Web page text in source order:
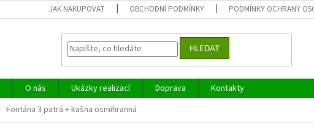
JAK NAKUPOVAT OBCHODNÍ PODMÍNKY PODMÍNKY OCHRANY
HLEDAT
O nás Ukázky realizací Doprava
Kontakty
Fontána 3 patrá + kašna osmihranná